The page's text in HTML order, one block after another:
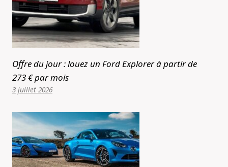
Offre du jour : louez un Ford Explorer à partir de
273 € par mois
3 juillet 2026